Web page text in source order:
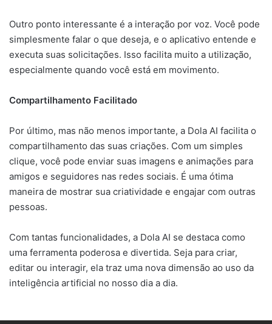
Outro ponto interessante é a interação por voz. Você pode
simplesmente falar o que deseja, e o aplicativo entende e
executa suas solicitações. Isso facilita muito a utilização,
especialmente quando você está em movimento.
Compartilhamento Facilitado
Por último, mas não menos importante, a Dola AI facilita o
compartilhamento das suas criações. Com um simples
clique, você pode enviar suas imagens e animações para
amigos e seguidores nas redes sociais. É uma ótima
maneira de mostrar sua criatividade e engajar com outras
pessoas.
Com tantas funcionalidades, a Dola AI se destaca como
uma ferramenta poderosa e divertida. Seja para criar,
editar ou interagir, ela traz uma nova dimensão ao uso da
inteligência artificial no nosso dia a dia.